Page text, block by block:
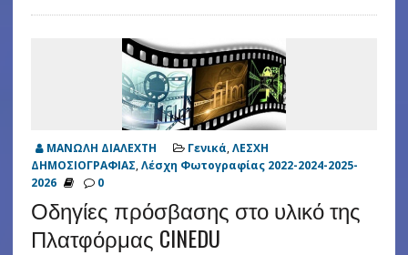
ΜΑΝΩΛΗ ΔΙΑΛΕΧΤΗ Γενικά,ΛΕΣΧΗ
ΔΗΜΟΣΙΟΓΡΑΦΙΑΣ,Λέσχη Φωτογραφίας 2022-2024-2025-
2026
0
Οδηγίες πρόσβασης στο υλικό της
Πλατφόρμας CINEDU